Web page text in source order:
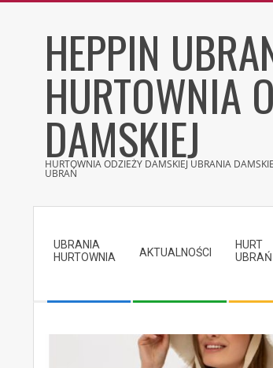
HEPPIN
HURTOWNIA
DAMSKIEJ
HURTOWNIA ODZIEŻY DAMSKIEJ UBRANIA
UBRAŃ
Menu
UBRANIA
HURTOWNIA
AKTUALNOŚCI
HURT
UBRAŃ